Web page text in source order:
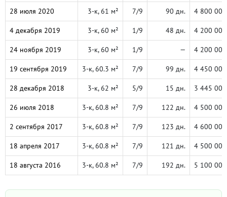
28 июля 2020 3-к, 61 м² 7/9 90 дн. 4 800 000
4 декабря 2019 3-к, 60 м² 1/9 48 дн. 4 200 000
24 ноября 2019 3-к, 60 м² 1/9 — 4 200 000
19 сентября 2019 3-к, 60.3 м² 7/9 99 дн. 4 450 000
28 декабря 2018 3-к, 62 м² 5/9 15 дн. 3 445 000
26 июля 2018 3-к, 60.8 м² 7/9 122 дн. 4 500 000
2 сентября 2017 3-к, 60.8 м² 7/9 123 дн. 4 600 000
18 апреля 2017 3-к, 60.8 м² 7/9 121 дн. 4 500 000
18 августа 2016 3-к, 60.8 м² 7/9 192 дн. 5 100 000